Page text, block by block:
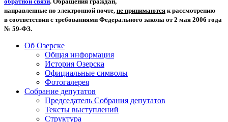
направленные по электронной почте, не принимаются к рассмотрению
в соответствии с требованиями Федерального закона от 2 мая 2006 года
№ 59-ФЗ.
Об Озерске
Общая информация
История Озерска
Официальные символы
Фотогалерея
Собрание депутатов
Председатель Собрания депутатов
Тексты выступлений
Структура